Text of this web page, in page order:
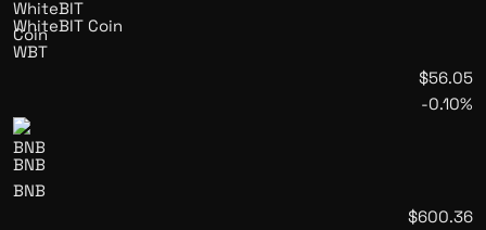
WhiteBIT Coin
WBT
$56.05
-0.10%
BNB
BNB
$600.36